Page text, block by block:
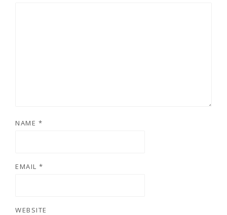
NAME *
EMAIL *
WEBSITE